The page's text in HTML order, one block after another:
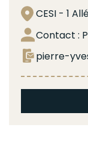
CESI - 1
Contact :
pierre-